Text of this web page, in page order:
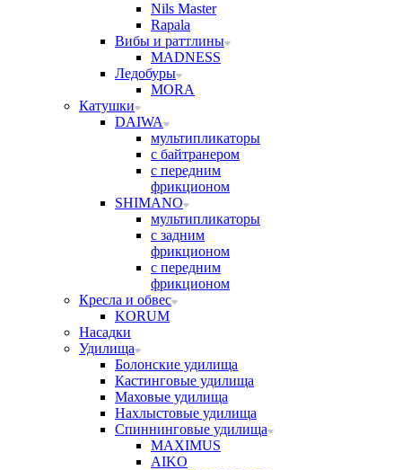
Nils Master
Rapala
Вибы и раттлины
MADNESS
Ледобуры
MORA
Катушки
DAIWA
мультипликаторы
с байтранером
с передним
фрикционом
SHIMANO
мультипликаторы
с задним
фрикционом
с передним
фрикционом
Кресла и обвес
KORUM
Насадки
Удилища
Болонские удилища
Кастинговые удилища
Маховые удилища
Нахлыстовые удилища
Спиннинговые удилища
MAXIMUS
AIKO